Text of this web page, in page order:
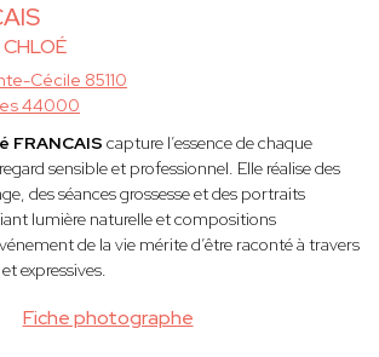
Fiche photographe
Cécile 85110
44000
FRANCAIS capture l’essence de chaque
sensible et professionnel. Elle réalise des
des séances grossesse et des portraits
lumière naturelle et compositions
de la vie mérite d’être raconté à travers
expressives.